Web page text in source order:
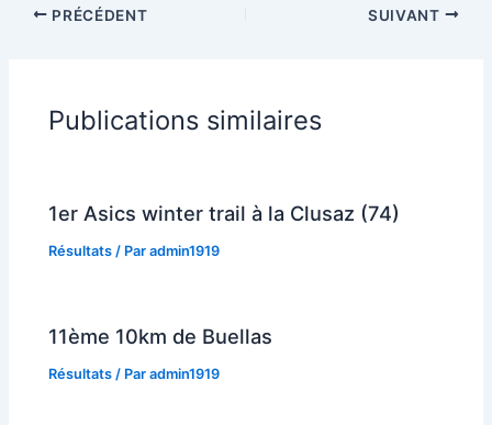
PRÉCÉDENT SUIVANT
Publications similaires
1er Asics winter trail à la Clusaz (74)
Résultats / Paradmin1919
11ème 10km de Buellas
Résultats / Paradmin1919